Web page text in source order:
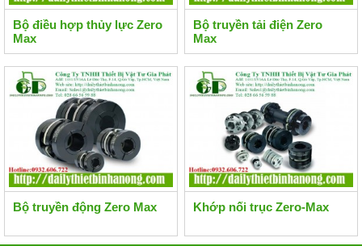
Bộ điều hợp thủy lực Zero
Max
Bộ truyền tải điện Zero
Max
Bộ truyền động Zero Max Khớp nối trục Zero-Max